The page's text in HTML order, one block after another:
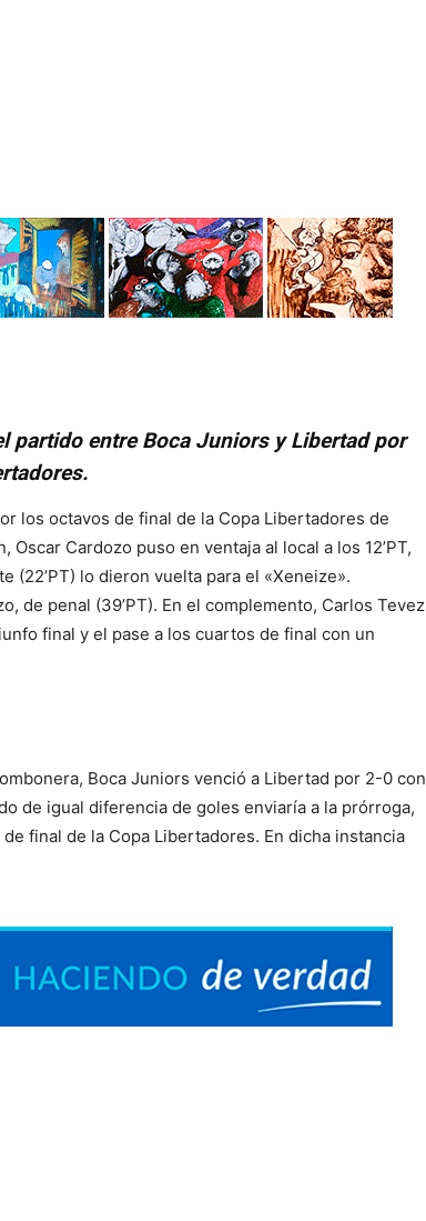
partido entre Boca Juniors y Libertad por
los octavos de final de la Copa Libertadores de
Cardozo puso en ventaja al local a los 12’PT,
(22’PT) lo dieron vuelta para el «Xeneize».
de penal (39’PT). En el complemento, Carlos Tevez
final y el pase a los cuartos de final con un
Boca Juniors venció a Libertad por 2-0 con
de igual diferencia de goles enviaría a la prórroga,
final de la Copa Libertadores. En dicha instancia